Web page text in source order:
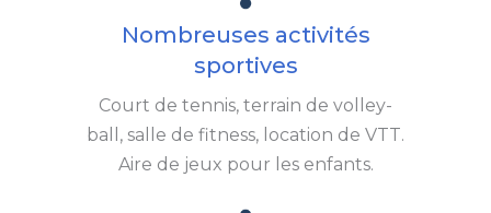
Nombreuses activités
sportives
Court de tennis, terrain de volley-
ball, salle de fitness, location de VTT.
Aire de jeux pour les enfants.